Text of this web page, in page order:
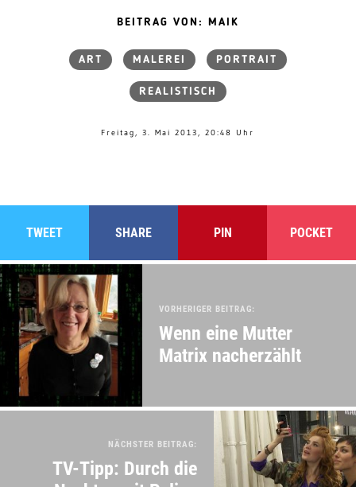
BEITRAG VON: MAIK
ART MALEREI PORTRAIT
REALISTISCH
Freitag, 3. Mai 2013, 20:48 Uhr
TWEET SHARE PIN POCKET
VORHERIGER BEITRAG:
Wenn eine Mutter
Matrix nacherzählt
NÄCHSTER BEITRAG:
TV-Tipp: Durch die